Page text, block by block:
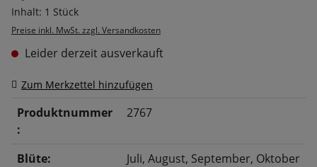
Inhalt: 1 Stück
Preise inkl. MwSt. zzgl. Versandkosten
Leider derzeit ausverkauft
Zum Merkzettel hinzufügen
Produktnummer
:
2767
Blüte: Juli, August, September, Oktober